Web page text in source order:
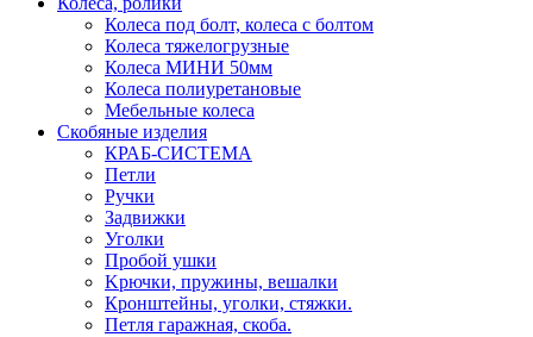
Колеса под болт, колеса с болтом
Колеса тяжелогрузные
Колеса МИНИ 50мм
Колеса полиуретановые
Мебельные колеса
Скобяные изделия
КРАБ-СИСТЕМА
Петли
Ручки
Задвижки
Уголки
Пробой ушки
Kрючки, пружины, вешалки
Кронштейны, уголки, стяжки.
Петля гаражная, скоба.